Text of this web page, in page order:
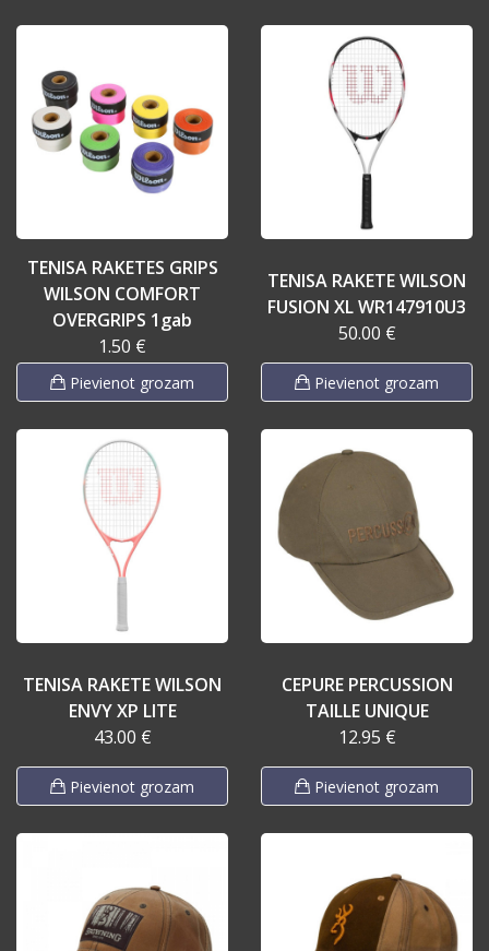
TENISA RAKETES GRIPS
WILSON COMFORT
OVERGRIPS 1gab
1.50 €
Pievienot grozam
TENISA RAKETE WILSON
FUSION XL WR147910U3
50.00 €
Pievienot grozam
TENISA RAKETE WILSON
ENVY XP LITE
43.00 €
Pievienot grozam
CEPURE PERCUSSION
TAILLE UNIQUE
12.95 €
Pievienot grozam